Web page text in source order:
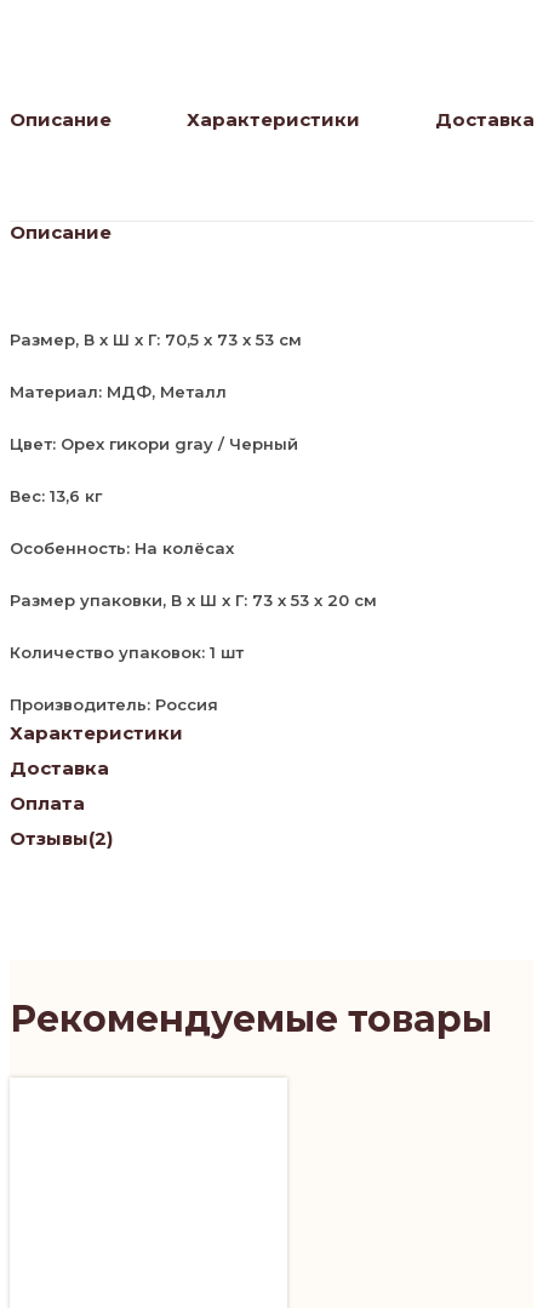
Описание Характеристики Доставка
Описание
Размер, В х Ш х Г: 70,5 х 73 х 53 см
Материал: МДФ, Металл
Цвет: Орех гикори gray / Черный
Вес: 13,6 кг
Особенность: На колёсах
Размер упаковки, В х Ш х Г: 73 х 53 х 20 см
Количество упаковок: 1 шт
Производитель: Россия
Характеристики
Доставка
Оплата
Отзывы(2)
Рекомендуемые товары